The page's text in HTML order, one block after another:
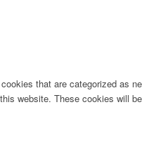
that are categorized as
website. These cookies will